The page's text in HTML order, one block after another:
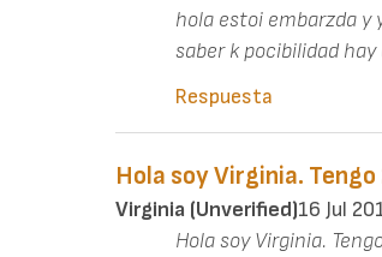
hola estoi embarzda y
saber k pocibilidad
Respuesta
Hola soy Virginia. Tengo
Virginia (unverified)16 Jul
Hola soy Virginia.